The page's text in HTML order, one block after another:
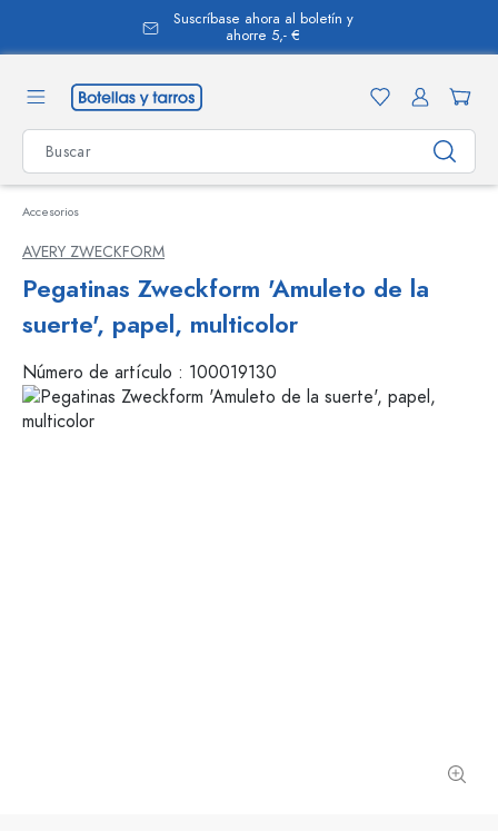
Suscríbase ahora al boletín y
ahorre 5,- €
Accesorios
AVERY ZWECKFORM
Pegatinas Zweckform 'Amuleto de la
suerte', papel, multicolor
Número de artículo : 100019130